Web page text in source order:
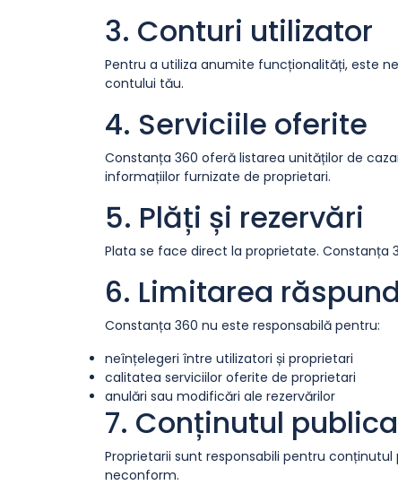
3. Conturi utilizator
Pentru a utiliza anumite funcționalități, este
contului tău.
4. Serviciile oferite
Constanța 360 oferă listarea unităților de
informațiilor furnizate de proprietari.
5. Plăți și rezervări
Plata se face direct la proprietate. Constanța
6. Limitarea
Constanța 360 nu este responsabilă pentru:
neînțelegeri între utilizatori și proprietari
calitatea serviciilor oferite de proprietari
anulări sau modificări ale rezervărilor
7. Conținutul
Proprietarii sunt responsabili pentru
neconform.